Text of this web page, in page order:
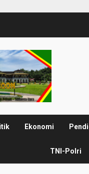
Ekonomi
TNI-Polri